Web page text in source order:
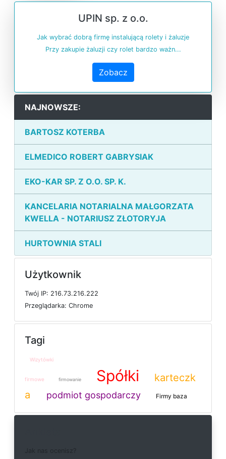
UPIN sp. z o.o.
Jak wybrać dobrą firmę instalującą rolety i żaluzje
Przy zakupie żaluzji czy rolet bardzo ważn...
Zobacz
NAJNOWSZE:
BARTOSZ KOTERBA
ELMEDICO ROBERT GABRYSIAK
EKO-KAR SP. Z O.O. SP. K.
KANCELARIA NOTARIALNA MAŁGORZATA
KWELLA - NOTARIUSZ ZŁOTORYJA
HURTOWNIA STALI
Użytkownik
Twój IP: 216.73.216.222
Przeglądarka: Chrome
Tagi
Wizytówki
firmowe firmowanie Spółki
karteczk
a
podmiot gospodarczy Firmy baza
a a